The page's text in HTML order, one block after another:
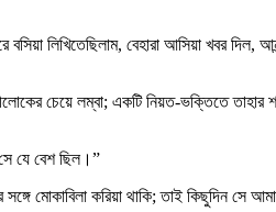
লিখিতেছিলাম, বেহারা আসিয়া খবর দিল,
চেয়ে লম্বা; একটি নিয়ত-ভক্তিতে তাহার
যে বেশ ছিল।”
মোকাবিলা করিয়া থাকি; তাই কিছুদিন সে